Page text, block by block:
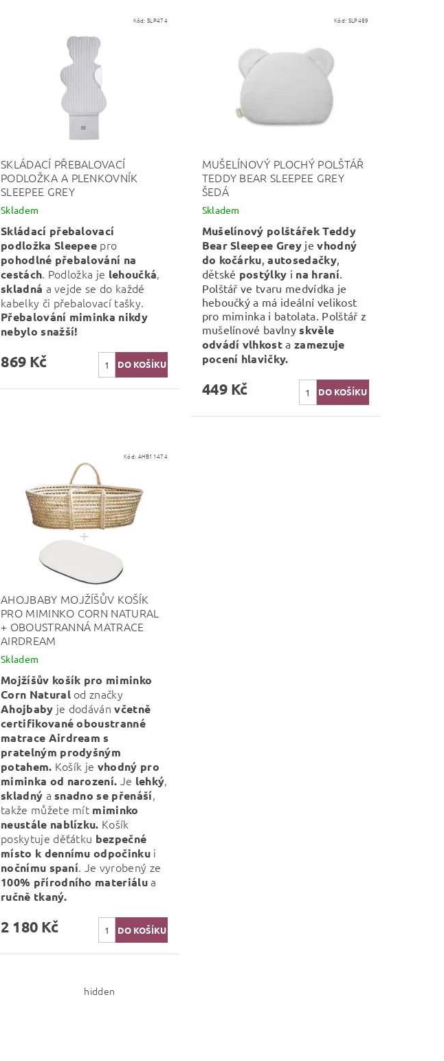
Kód:SLP474
SKLÁDACÍ PŘEBALOVACÍ
PODLOŽKA A PLENKOVNÍK
SLEEPEE GREY
Skladem
Skládací přebalovací
podložka Sleepee pro
pohodlné přebalování na
cestách. Podložka je lehoučká,
skladná a vejde se do každé
kabelky či přebalovací tašky.
Přebalování miminka nikdy
nebylo snažší!
869 Kč
Kód: SLP489
MUŠELÍNOVÝ PLOCHÝ POLŠTÁŘ
TEDDY BEAR SLEEPEE GREY
ŠEDÁ
Skladem
Mušelínový polštářek Teddy
Bear Sleepee Grey je vhodný
do kočárku ,autosedačky,
dětské postýlky i na hraní
Polštář ve tvaru medvídka je
heboučký a má ideální velikost
pro miminka i batolata. Polštář z
mušelínové bavlny skvěle
odvádí vlhkost a zamezuje
pocení hlavičky.
449 Kč
Kód: AHB11474
AHOJBABY MOJŽÍŠŮV KOŠÍK
PRO MIMINKO CORN NATURAL
+ OBOUSTRANNÁ MATRACE
AIRDREAM
Skladem
Mojžíšův košík pro miminko
Corn Natural od značky
Ahojbaby je dodávánvčetně
certifikované oboustranné
matrace Airdream s
pratelným prodyšným
potahem. Košík je vhodný pro
miminka od narození. Je lehký,
skladný asnadno se přenáší,
takže můžete mít miminko
neustále nablízku. Košík
poskytuje děťátku bezpečné
místo k dennímu odpočinkui
nočnímu spaní. Je vyrobený ze
100% přírodního materiálua
ručně tkaný.
2 180 Kč
hidden